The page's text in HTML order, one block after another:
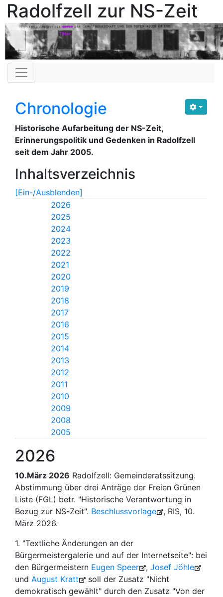
Radolfzell zur NS-Zeit
Chronologie
Historische Aufarbeitung der NS-Zeit,
Erinnerungspolitik und Gedenken in Radolfzell
seit dem Jahr 2005.
Inhaltsverzeichnis
[Ein-/Ausblenden]
2026
2025
2024
2023
2022
2021
2020
2019
2018
2017
2016
2015
2014
2013
2012
2011
2010
2009
2008
2005
2026
10.März 2026 Radolfzell: Gemeinderatssitzung.
Abstimmung über drei Anträge der Freien Grünen
Liste (FGL) betr. "Historische Verantwortung in
Bezug zur NS-Zeit". Beschlussvorlage
, RIS, 10.
März 2026.
1. "Textliche Änderungen an der
Bürgermeistergalerie und auf der Internetseite": bei
den Bürgermeistern Eugen Speer , Josef Jöhle
und August Kratt
soll der Zusatz "Nicht
demokratisch gewählt" durch den Zusatz "Von der